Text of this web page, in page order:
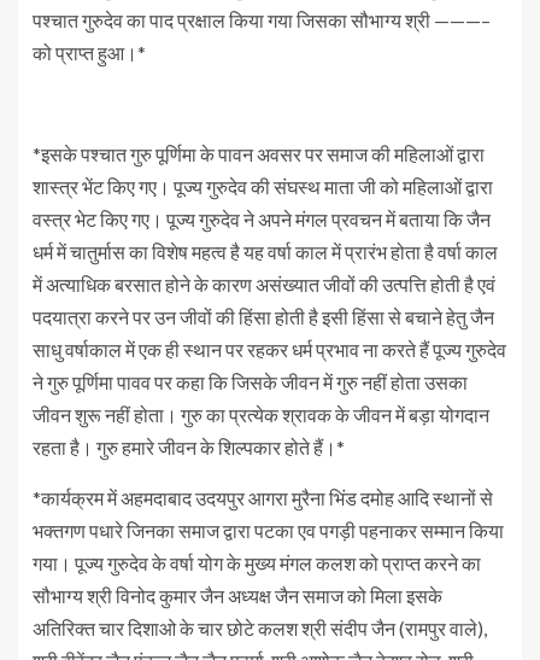
पश्चात गुरुदेव का पाद प्रक्षाल किया गया जिसका सौभाग्य श्री ———–
को प्राप्त हुआ।*
*इसके पश्चात गुरु पूर्णिमा के पावन अवसर पर समाज की महिलाओं द्वारा
शास्त्र भेंट किए गए। पूज्य गुरुदेव की संघस्थ माता जी को महिलाओं द्वारा
वस्त्र भेट किए गए। पूज्य गुरुदेव ने अपने मंगल प्रवचन में बताया कि जैन
धर्म में चातुर्मास का विशेष महत्व है यह वर्षा काल में प्रारंभ होता है वर्षा काल
में अत्याधिक बरसात होने के कारण असंख्यात जीवों की उत्पत्ति होती है एवं
पदयात्रा करने पर उन जीवों की हिंसा होती है इसी हिंसा से बचाने हेतु जैन
साधु वर्षाकाल में एक ही स्थान पर रहकर धर्म प्रभाव ना करते हैं पूज्य गुरुदेव
ने गुरु पूर्णिमा पावव पर कहा कि जिसके जीवन में गुरु नहीं होता उसका
जीवन शुरू नहीं होता। गुरु का प्रत्येक श्रावक के जीवन में बड़ा योगदान
रहता है। गुरु हमारे जीवन के शिल्पकार होते हैं।*
*कार्यक्रम में अहमदाबाद उदयपुर आगरा मुरैना भिंड दमोह आदि स्थानों से
भक्तगण पधारे जिनका समाज द्वारा पटका एव पगड़ी पहनाकर सम्मान किया
गया। पूज्य गुरुदेव के वर्षा योग के मुख्य मंगल कलश को प्राप्त करने का
सौभाग्य श्री विनोद कुमार जैन अध्यक्ष जैन समाज को मिला इसके
अतिरिक्त चार दिशाओ के चार छोटे कलश श्री संदीप जैन (रामपुर वाले),